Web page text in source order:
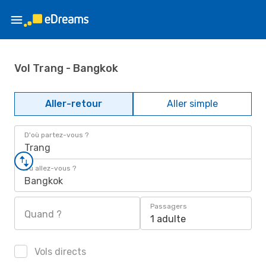
Vol Trang - Bangkok
Aller-retour Aller simple
D'où partez-vous ?
Trang
Où allez-vous ?
Bangkok
Quand ?
Passagers
1 adulte
Vols directs